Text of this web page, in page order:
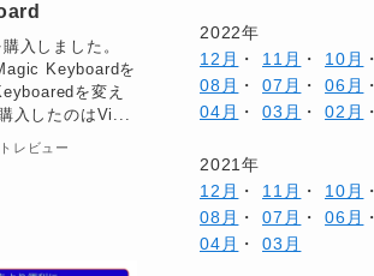
入しました。
Keyboardを
を変え
入したのはVi...
レビュー
2022年
12月 ・ 11月 ・ 10月
08月 ・07月 ・06月
04月 ・03月 ・02月
2021年
12月 ・ 11月 ・ 10月
08月 ・07月 ・06月
04月 ・03月